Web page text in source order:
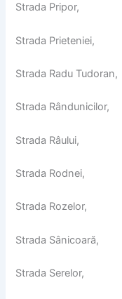
Strada Pripor,
Strada Prieteniei,
Strada Radu Tudoran,
Strada Rândunicilor,
Strada Râului,
Strada Rodnei,
Strada Rozelor,
Strada Sânicoară,
Strada Serelor,